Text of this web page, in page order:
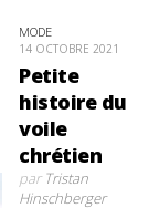
MODE
14 OCTOBRE 2021
Petite
histoire du
voile
chrétien
parTristan
Hinschberger